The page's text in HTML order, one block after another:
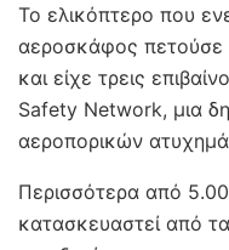
Το ελικόπτερο που
αεροσκάφος πετούσε
και είχε τρεις
Safety Network, μια
αεροπορικών
Περισσότερα από
κατασκευαστεί από